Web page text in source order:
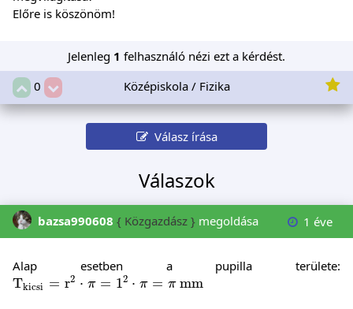
Előre is köszönöm!
Jelenleg 1 felhasználó nézi ezt a kérdést.
0
Középiskola / Fizika
Válasz írása
Válaszok
bazsa990608 { Közgazdász } megoldása 1 éve
Alap esetben a pupilla területe:
Tkicsi = r2 ⋅ π = 12 ⋅ π = π mm
Tkicsi 2⋅ π=12⋅π= mm